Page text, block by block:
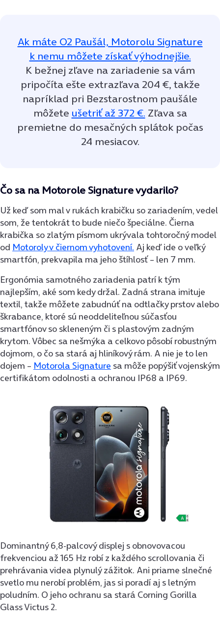
Ak máte O2 Paušál, Motorolu Signature
k nemu môžete získať výhodnejšie.
K bežnej zľave na zariadenie sa vám
pripočíta ešte extrazľava 204 €, takže
napríklad pri Bezstarostnom paušále
môžete ušetriť až 372 €. Zľava sa
premietne do mesačných splátok počas
24 mesiacov.
Čo sa na Motorole Signature vydarilo?
Už keď som mal v rukách krabičku so zariadením, vedel
som, že tentokrát to bude niečo špeciálne. Čierna
krabička so zlatým písmom ukrývala tohtoročný model
od Motoroly v čiernom vyhotovení. Aj keď ide o veľký
smartfón, prekvapila ma jeho štíhlosť – len 7 mm.
Ergonómia samotného zariadenia patrí k tým
najlepším, aké som kedy držal. Zadná strana imituje
textil, takže môžete zabudnúť na odtlačky prstov alebo
škrabance, ktoré sú neoddeliteľnou súčasťou
smartfónov so skleneným či s plastovým zadným
krytom. Vôbec sa nešmýka a celkovo pôsobí robustným
dojmom, o čo sa stará aj hliníkový rám. A nie je to len
dojem – Motorola Signature sa môže popýšiť vojenským
certifikátom odolnosti a ochranou IP68 a IP69.
Dominantný 6,8-palcový displej s obnovovacou
frekvenciou až 165 Hz robí z každého scrollovania či
prehrávania videa plynulý zážitok. Ani priame slnečné
svetlo mu nerobí problém, jas si poradí aj s letným
poludním. O jeho ochranu sa stará Corning Gorilla
Glass Victus 2.